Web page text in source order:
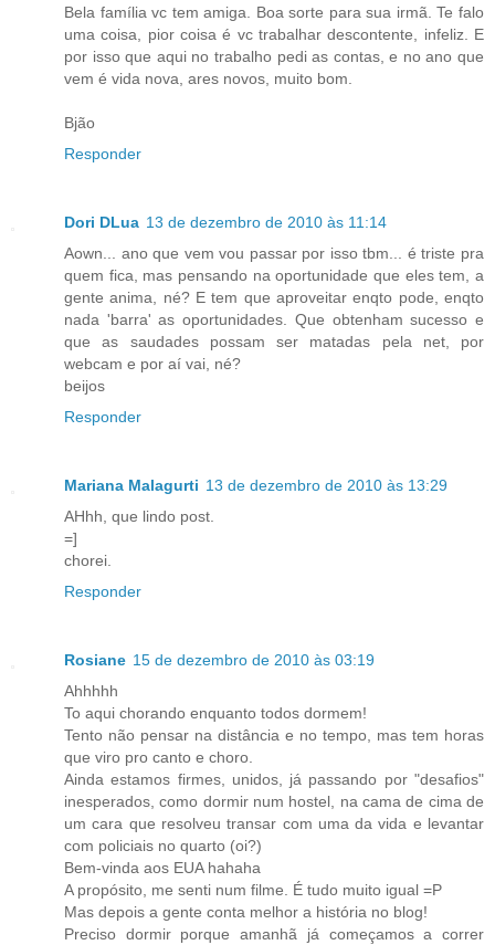
Bela família vc tem amiga. Boa sorte para sua irmã. Te falo
uma coisa, pior coisa é vc trabalhar descontente, infeliz. E
por isso que aqui no trabalho pedi as contas, e no ano que
vem é vida nova, ares novos, muito bom.
Bjão
Responder
Dori DLua 13 de dezembro de 2010 às 11:14
Aown... ano que vem vou passar por isso tbm... é triste pra
quem fica, mas pensando na oportunidade que eles tem, a
gente anima, né? E tem que aproveitar enqto pode, enqto
nada 'barra' as oportunidades. Que obtenham sucesso e
que as saudades possam ser matadas pela net, por
webcam e por aí vai, né?
beijos
Responder
Mariana Malagurti 13 de dezembro de 2010 às 13:29
AHhh, que lindo post.
=]
chorei.
Responder
Rosiane 15 de dezembro de 2010 às 03:19
Ahhhhh
To aqui chorando enquanto todos dormem!
Tento não pensar na distância e no tempo, mas tem horas
que viro pro canto e choro.
Ainda estamos firmes, unidos, já passando por "desafios"
inesperados, como dormir num hostel, na cama de cima de
um cara que resolveu transar com uma da vida e levantar
com policiais no quarto (oi?)
Bem-vinda aos EUA hahaha
A propósito, me senti num filme. É tudo muito igual =P
Mas depois a gente conta melhor a história no blog!
Preciso dormir porque amanhã já começamos a correr